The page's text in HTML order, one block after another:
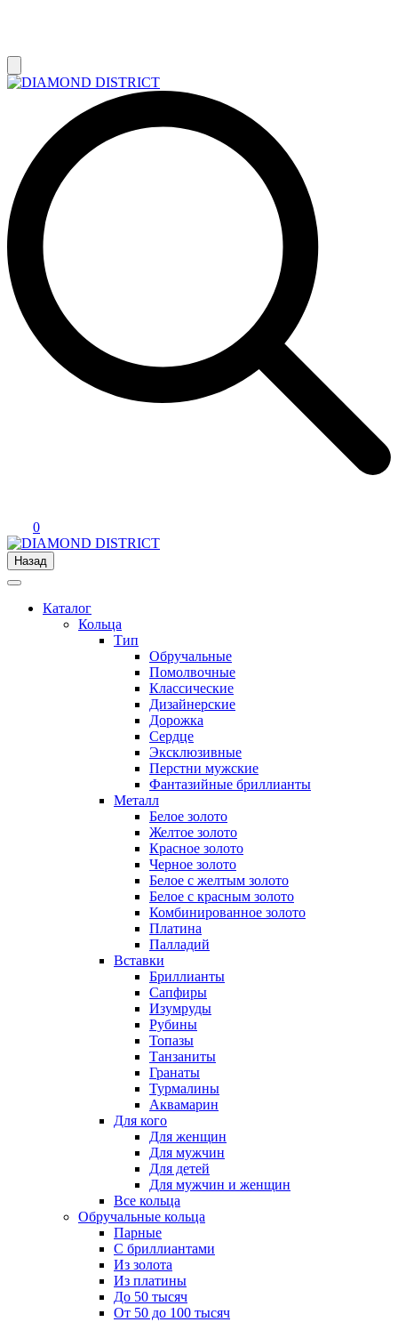
0
Назад
Каталог
Кольца
Тип
Обручальные
Помолвочные
Классические
Дизайнерские
Дорожка
Сердце
Эксклюзивные
Перстни мужские
Фантазийные бриллианты
Металл
Белое золото
Желтое золото
Красное золото
Черное золото
Белое с желтым золото
Белое с красным золото
Комбинированное золото
Платина
Палладий
Вставки
Бриллианты
Сапфиры
Изумруды
Рубины
Топазы
Танзаниты
Гранаты
Турмалины
Аквамарин
Для кого
Для женщин
Для мужчин
Для детей
Для мужчин и женщин
Все кольца
Обручальные кольца
Парные
С бриллиантами
Из золота
Из платины
До 50 тысяч
От 50 до 100 тысяч